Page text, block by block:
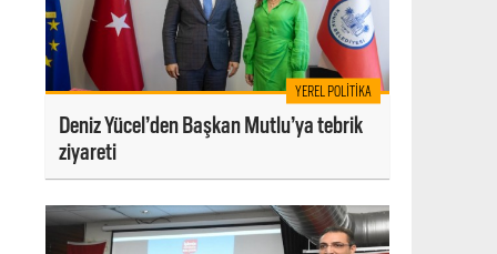
YEREL POLITIKA
Deniz Yücel’den Başkan Mutlu’ya tebrik
ziyareti